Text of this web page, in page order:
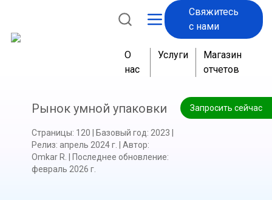
Свяжитесь
с нами
О
нас
Услуги
Магазин
отчетов
Запросить сейчас
Рынок умной упаковки
Страницы: 120 Базовый год: 2023
Релиз: апрель 2024 г. Автор:
Omkar R.
Последнее обновление:
февраль 2026 г.